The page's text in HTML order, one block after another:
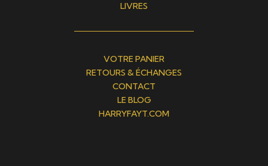
LIVRES
VOTRE PANIER
RETOURS & ÉCHANGES
CONTACT
LE BLOG
HARRYFAYT.COM